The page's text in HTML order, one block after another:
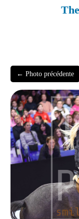
← Photo précédente